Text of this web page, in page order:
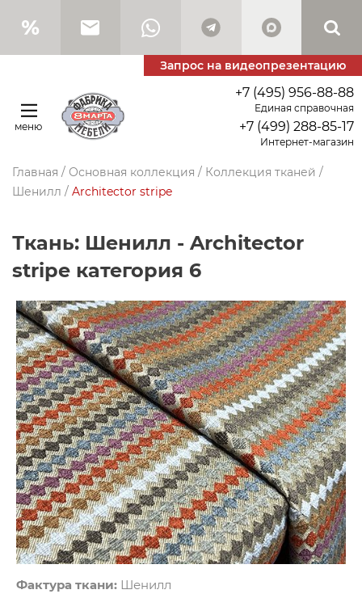
Запрос на видеопрезентацию
меню
+7 (495) 956-88-88
Единая справочная
+7 (499) 288-85-17
Интернет-магазин
Главная / Основная коллекция / Коллекция тканей /
Шенилл / Architector stripe
Ткань: Шенилл - Architector
stripe категория 6
Фактура ткани: Шенилл